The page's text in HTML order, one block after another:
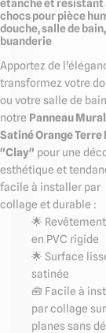
étanche et résistant
chocs pour pièce
douche, salle de bain,
buanderie
Apportez de
transformez votre
ou votre salle de
notre Panneau Mural
Satiné Orange Terre
"Clay" pour une
esthétique et
facile à installer par
collage et durable :
🌟
en PVC rigide
🌟 Surface
satinée
🧰 Facile à
par collage
planes sans